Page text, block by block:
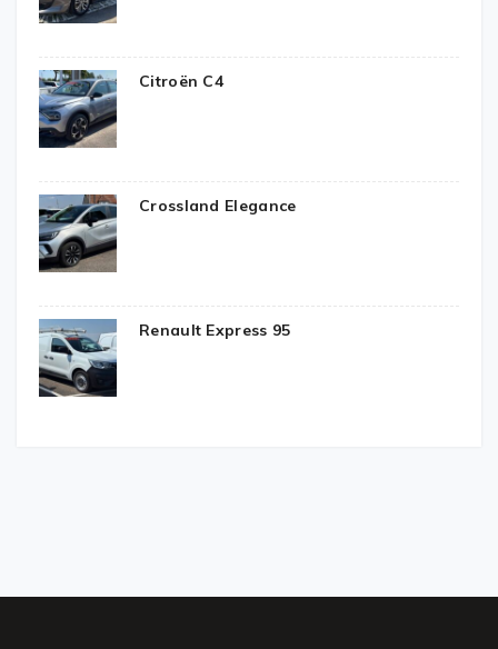
Citroën C4
Crossland Elegance
Renault Express 95